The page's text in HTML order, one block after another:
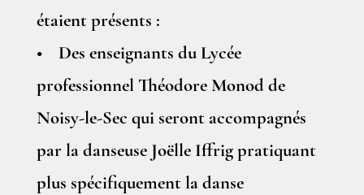
étaient présents :
• Des enseignants du Lycée
professionnel Théodore Monod de
Noisy-le-Sec qui seront accompagnés
par la danseuse Joëlle Iffrig pratiquant
plus spécifiquement la danse